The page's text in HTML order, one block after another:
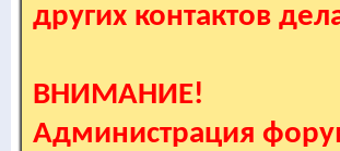
других контактов
ВНИМАНИЕ!
Администрация